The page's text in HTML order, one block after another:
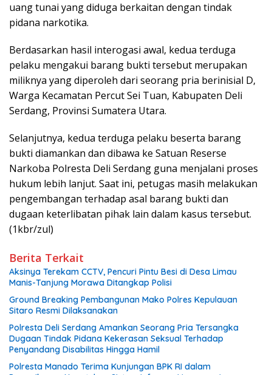
uang tunai yang diduga berkaitan dengan tindak
pidana narkotika.
Berdasarkan hasil interogasi awal, kedua terduga
pelaku mengakui barang bukti tersebut merupakan
miliknya yang diperoleh dari seorang pria berinisial D,
Warga Kecamatan Percut Sei Tuan, Kabupaten Deli
Serdang, Provinsi Sumatera Utara.
Selanjutnya, kedua terduga pelaku beserta barang
bukti diamankan dan dibawa ke Satuan Reserse
Narkoba Polresta Deli Serdang guna menjalani proses
hukum lebih lanjut. Saat ini, petugas masih melakukan
pengembangan terhadap asal barang bukti dan
dugaan keterlibatan pihak lain dalam kasus tersebut.
(1kbr/zul)
Berita Terkait
Aksinya Terekam CCTV, Pencuri Pintu Besi di Desa Limau
Manis-Tanjung Morawa Ditangkap Polisi
Ground Breaking Pembangunan Mako Polres Kepulauan
Sitaro Resmi Dilaksanakan
Polresta Deli Serdang Amankan Seorang Pria Tersangka
Dugaan Tindak Pidana Kekerasan Seksual Terhadap
Penyandang Disabilitas Hingga Hamil
Polresta Manado Terima Kunjungan BPK RI dalam